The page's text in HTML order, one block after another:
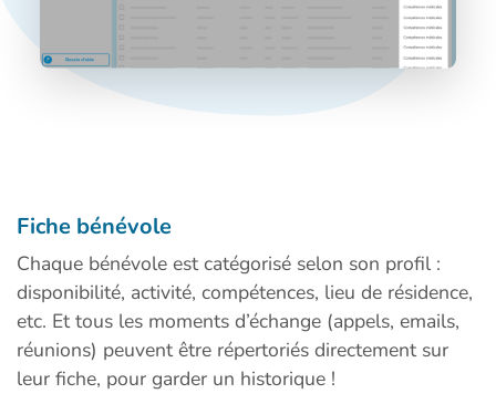
Fiche bénévole
Chaque bénévole est catégorisé selon son profil :
disponibilité, activité, compétences, lieu de résidence,
etc. Et tous les moments d’échange (appels, emails,
réunions) peuvent être répertoriés directement sur
leur fiche, pour garder un historique !